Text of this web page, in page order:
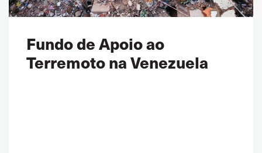
Fundo de Apoio ao
Terremoto na Venezuela